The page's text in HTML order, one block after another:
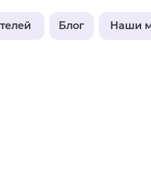
Блог Наши магазины